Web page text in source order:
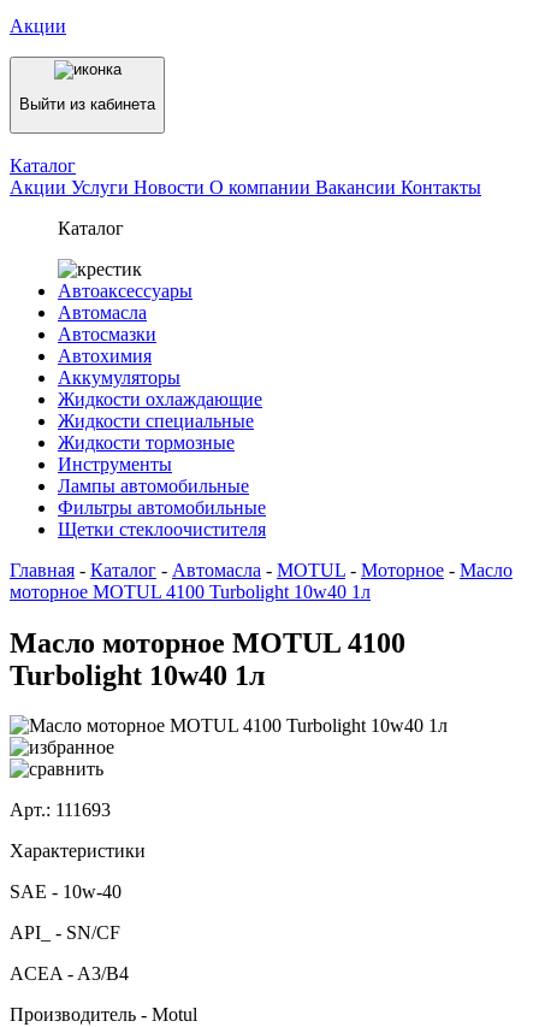
Акции
Выйти из кабинета
Каталог
Акции Услуги Новости О компании Вакансии Контакты
Каталог
Автоаксессуары
Автомасла
Автосмазки
Автохимия
Аккумуляторы
Жидкости охлаждающие
Жидкости специальные
Жидкости тормозные
Инструменты
Лампы автомобильные
Фильтры автомобильные
Щетки стеклоочистителя
Главная - Каталог - Автомасла - MOTUL - Моторное - Масло
моторное MOTUL 4100 Turbolight 10w40 1л
Масло моторное MOTUL 4100
Turbolight 10w40 1л
Арт.: 111693
Характеристики
SAE - 10w-40
API_ - SN/CF
ACEA -A3/B4
Производитель - Motul